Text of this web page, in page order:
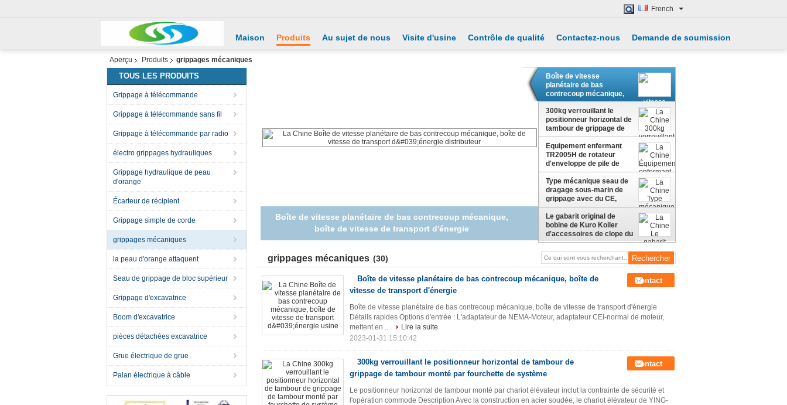
French
Maison Produits Au sujet de nous Visite d'usine Contrôle de qualité Contactez-nous Demande de soumission
Aperçu Produits grippages mécaniques
TOUS LES PRODUITS
Grippage à télécommande
Grippage à télécommande sans fil
Grippage à télécommande par radio
électro grippages hydrauliques
Grippage hydraulique de peau
d'orange
Écarteur de récipient
Grippage simple de corde
grippages mécaniques
la peau d'orange attaquent
Seau de grippage de bloc supérieur
Grippage d'excavatrice
Boom d'excavatrice
pièces détachées excavatrice
Grue électrique de grue
Palan électrique à câble
300kg verrouillant le positionneur horizontal de tambour de
grippage de tambour monté par fourchette de système
Boîte de vitesse
planétaire de bas
contrecoup mécanique,
boîte de vitesse de
transport d'énergie
300kg verrouillant le
positionneur horizontal de
tambour de grippage de
tambour monté par
fourchette de système
Équipement enfermant
TR2005H de rotateur
d'enveloppe de pile de
trou
Type mécanique seau de
dragage sous-marin de
grippage avec du CE,
grande capacité 28
tonnes
Le gabarit original de
bobine de Kuro Koiler
d'accessoires de clope du
gabarit E de bobine de
Kuro/3 tailles conçoivent
grippages mécaniques (30)
Boîte de vitesse planétaire de bas contrecoup mécanique, boîte de
vitesse de transport d'énergie
Contact
Boîte de vitesse planétaire de bas contrecoup mécanique, boîte de vitesse de transport d'énergie
Détails rapides Options d'entrée : L'adaptateur de NEMA-Moteur, adaptateur CEI-normal de moteur,
mettent en ...
Lire la suite
2023-01-31 15:10:42
300kg verrouillant le positionneur horizontal de tambour de
grippage de tambour monté par fourchette de système
Contact
Le positionneur horizontal de tambour monté par chariot élévateur inclut la contrainte de sécurité et
l'opération commode Description Avec la construction en acier soudée, le chariot élévateur de YING-